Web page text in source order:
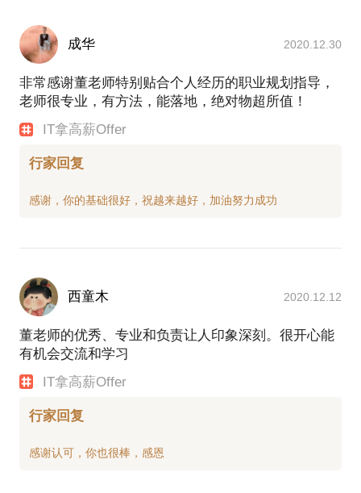
成华 2020.12.30
非常感谢董老师特别贴合个人经历的职业规划指导，
老师很专业，有方法，能落地，绝对物超所值！
IT拿高薪Offer
行家回复
西童木 2020.12.12
董老师的优秀、专业和负责让人印象深刻。很开心能
有机会交流和学习
IT拿高薪Offer
行家回复